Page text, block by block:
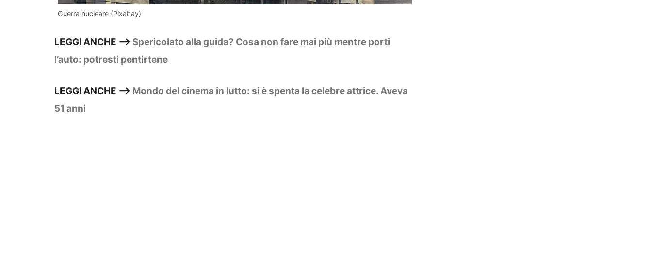
Guerra nucleare (Pixabay)
LEGGI ANCHE –> Spericolato alla guida? Cosa non fare mai più mentre porti
l’auto: potresti pentirtene
LEGGI ANCHE –> Mondo del cinema in lutto: si è spenta la celebre attrice. Aveva
51 anni